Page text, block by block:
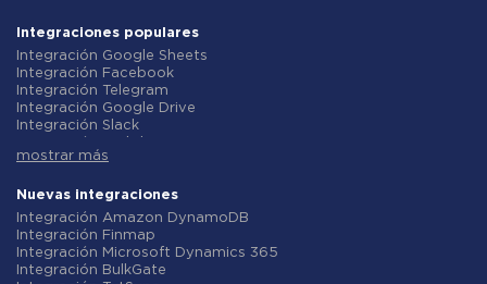
Integraciones populares
Integración Google Sheets
Integración Facebook
Integración Telegram
Integración Google Drive
Integración Slack
Integración Gmail
Integración ClickUp
Integración Airtable
Integración Google Contacts
Integración OpenAI (ChatGPT)
Integración Instagram
mostrar más
Nuevas integraciones
Integración Amazon DynamoDB
Integración Finmap
Integración Microsoft Dynamics 365
Integración BulkGate